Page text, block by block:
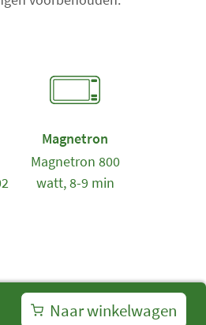
Magnetron
Magnetron 800
watt, 8-9 min
Naar winkelwagen